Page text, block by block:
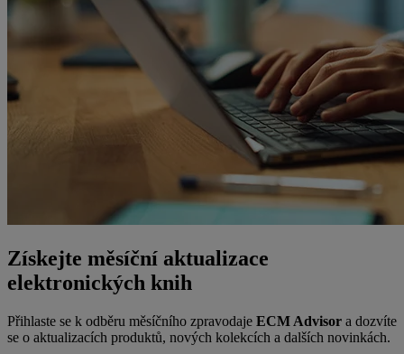
Získejte měsíční aktualizace
elektronických knih
Přihlaste se k odběru měsíčního zpravodaje ECM Advisor a dozvíte
se o aktualizacích produktů, nových kolekcích a dalších novinkách.